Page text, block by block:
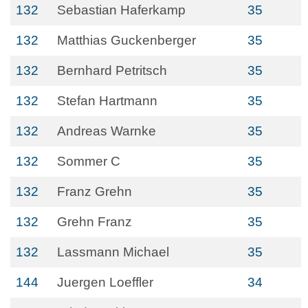
132 Sebastian Haferkamp 35
132 Matthias Guckenberger 35
132 Bernhard Petritsch 35
132 Stefan Hartmann 35
132 Andreas Warnke 35
132 Sommer C 35
132 Franz Grehn 35
132 Grehn Franz 35
132 Lassmann Michael 35
144 Juergen Loeffler 34